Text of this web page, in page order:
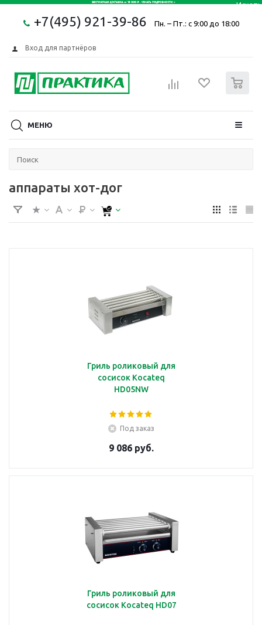
+7(495) 921-39-86 Пн. – Пт.: с 9:00 до 18:00
Вход для партнёров
МЕНЮ
аппараты хот-дог
Гриль роликовый для
сосисок Kocateq
HD05NW
Под заказ
9 086 руб.
Гриль роликовый для
сосисок Kocateq HD07